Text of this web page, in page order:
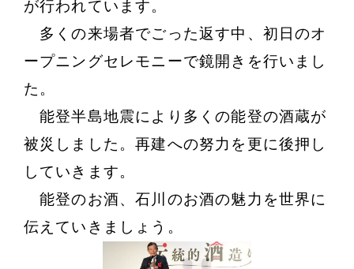
が行われています。
多くの来場者でごった返す中、初日のオ
ープニングセレモニーで鏡開きを行いまし
た。
能登半島地震により多くの能登の酒蔵が
被災しました。再建への努力を更に後押し
していきます。
能登のお酒、石川のお酒の魅力を世界に
伝えていきましょう。